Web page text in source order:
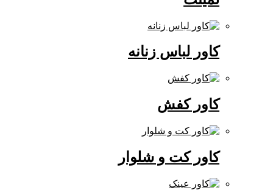
کاور لباس زنانه
کاور کفش
کاور کت و شلوار